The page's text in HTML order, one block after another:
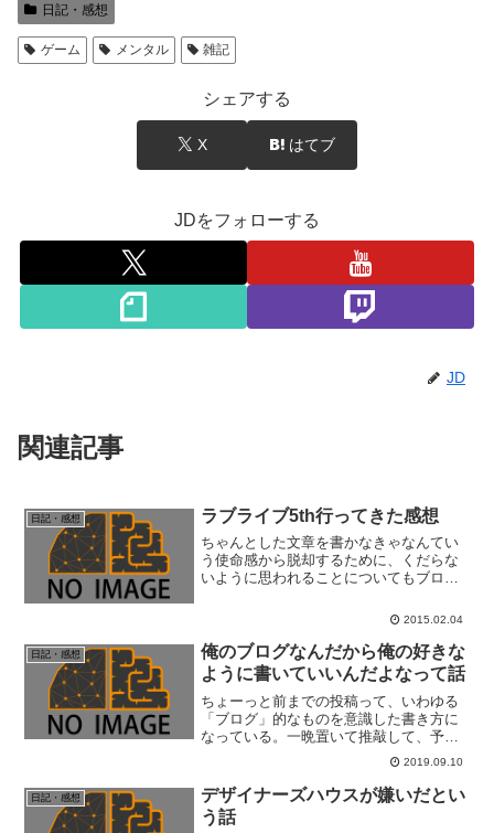
日記・感想
ゲーム メンタル 雑記
シェアする
X はてブ
JDをフォローする
JD
関連記事
日記・感想 ラブライブ5th行ってきた感想
ちゃんとした文章を書かなきゃなんてい
う使命感から脱却するために、くだらな
いように思われることについてもブログ
いえ5thについてどうおもったかを記録に
箇条書きで感想を残す...
2015.02.04
日記・感想
俺のブログなんだから俺の好きな
ように書いていいんだよなって話
ちょーっと前までの投稿って、いわゆる
「ブログ」的なものを意識した書き方に
なっている。一晩置いて推敲して、予約
投稿を先の日付にして改めて読み直すな
んてことをしていたりしていなかったり
したのだ。しかし、そのために精神力
(MP的な)を使用する必要...
2019.09.10
日記・感想
デザイナーズハウスが嫌いだとい
う話